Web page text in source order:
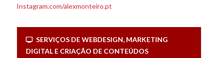
Instagram.com/alexmonteiro.pt
SERVIÇOS DE WEBDESIGN, MARKETING
DIGITAL E CRIAÇÃO DE CONTEÚDOS